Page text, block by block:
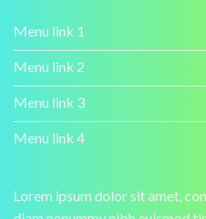
Menu link 1
Menu link 2
Menu link 3
Menu link 4
Lorem ipsum dolor sit amet,